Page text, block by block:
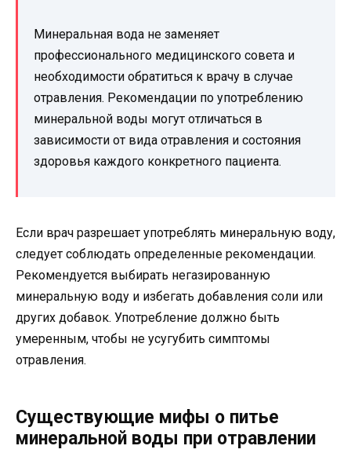
Минеральная вода не заменяет
профессионального медицинского совета и
необходимости обратиться к врачу в случае
отравления. Рекомендации по употреблению
минеральной воды могут отличаться в
зависимости от вида отравления и состояния
здоровья каждого конкретного пациента.
Если врач разрешает употреблять минеральную воду,
следует соблюдать определенные рекомендации.
Рекомендуется выбирать негазированную
минеральную воду и избегать добавления соли или
других добавок. Употребление должно быть
умеренным, чтобы не усугубить симптомы
отравления.
Существующие мифы о питье
минеральной воды при отравлении